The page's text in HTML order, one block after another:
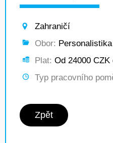
Zahraničí
Obor:
Plat: Od 24000 CZK
Typ pracovního
Zpět